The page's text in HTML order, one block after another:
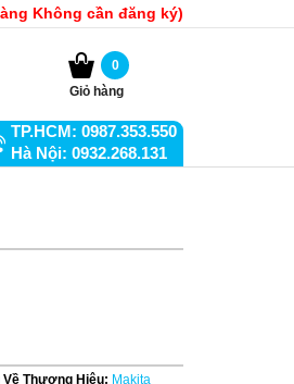
Không cần đăng ký)
0
Giỏ hàng
TP.HCM: 0987.353.550
Hà Nội: 0932.268.131
Về Thương Hiệu: Makita